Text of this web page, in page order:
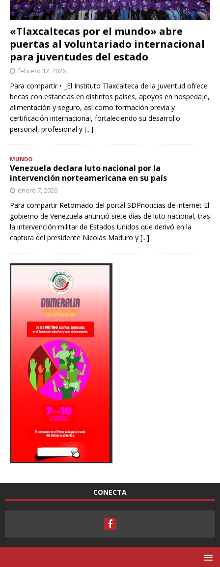
«Tlaxcaltecas por el mundo» abre
puertas al voluntariado internacional
para juventudes del estado
febrero 12, 2026
Para compartir • _El Instituto Tlaxcalteca de la Juventud ofrece
becas con estancias en distintos países, apoyos en hospedaje,
alimentación y seguro, así como formación previa y
certificación internacional, fortaleciendo su desarrollo
personal, profesional y [...]
MUNDO
Venezuela declara luto nacional por la
intervención norteamericana en su país
enero 7, 2026
Para compartir Retomado del portal SDPnoticias de internet El
gobierno de Venezuela anunció siete días de luto nacional, tras
la intervención militar de Estados Unidos que derivó en la
captura del presidente Nicolás Maduro y [...]
CONECTA